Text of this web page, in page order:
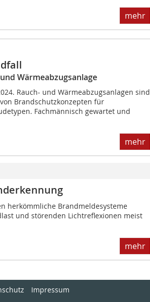
mehr
Wärmeabzugsanlage
Rauch- und Wärmeabzugsanlagen sind
Brandschutzkonzepten für
Fachmännisch gewartet und
mehr
herkömmliche Brandmeldesysteme
und störenden Lichtreflexionen meist
mehr
Impressum